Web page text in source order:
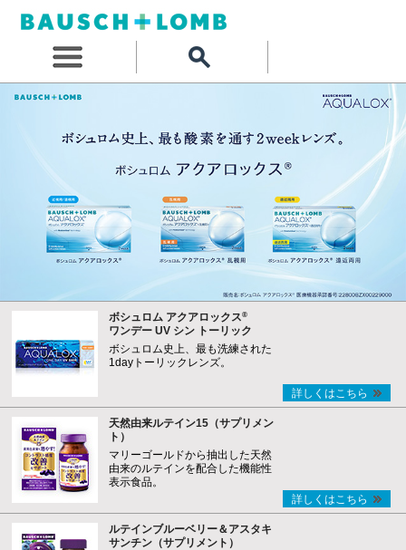
ボシュロム アクアロックス®
ワンデー UV シン トーリック
ボシュロム史上、最も洗練された
1dayトーリックレンズ。
詳しくはこちら
天然由来ルテイン15（サプリメン
ト）
マリーゴールドから抽出した天然
由来のルテインを配合した機能性
表示食品。
詳しくはこちら
ルテインブルーベリー＆アスタキ
サンチン（サプリメント）